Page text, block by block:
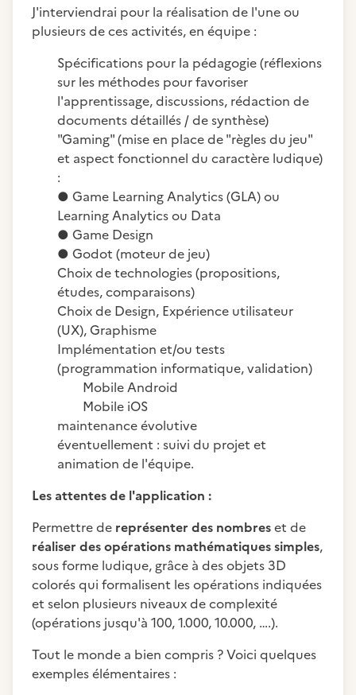
J'interviendrai pour la réalisation de l'une ou
plusieurs de ces activités, en équipe :
Spécifications pour la pédagogie (réflexions
sur les méthodes pour favoriser
l'apprentissage, discussions, rédaction de
documents détaillés / de synthèse)
"Gaming" (mise en place de "règles du jeu"
et aspect fonctionnel du caractère ludique)
:
● Game Learning Analytics (GLA) ou
Learning Analytics ou Data
● Game Design
● Godot (moteur de jeu)
Choix de technologies (propositions,
études, comparaisons)
Choix de Design, Expérience utilisateur
(UX), Graphisme
Implémentation et/ou tests
(programmation informatique, validation)
Mobile Android
Mobile iOS
maintenance évolutive
éventuellement : suivi du projet et
animation de l'équipe.
Les attentes de l'application :
Permettre de représenter des nombreset de
réaliser des opérations mathématiques simples,
sous forme ludique, grâce à des objets 3D
colorés qui formalisent les opérations indiquées
et selon plusieurs niveaux de complexité
(opérations jusqu'à 100, 1.000, 10.000, ….).
Tout le monde a bien compris ? Voici quelques
exemples élémentaires :